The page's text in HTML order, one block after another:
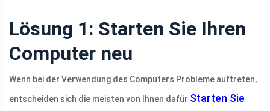
Lösung 1: Starten Sie Ihren
Computer neu
Wenn bei der Verwendung des Computers Probleme auftreten,
entscheiden sich die meisten von Ihnen dafür Starten Sie